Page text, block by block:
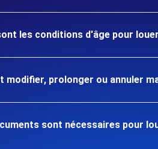
les conditions d'âge pour
modifier, prolonger ou annuler
sont nécessaires pour